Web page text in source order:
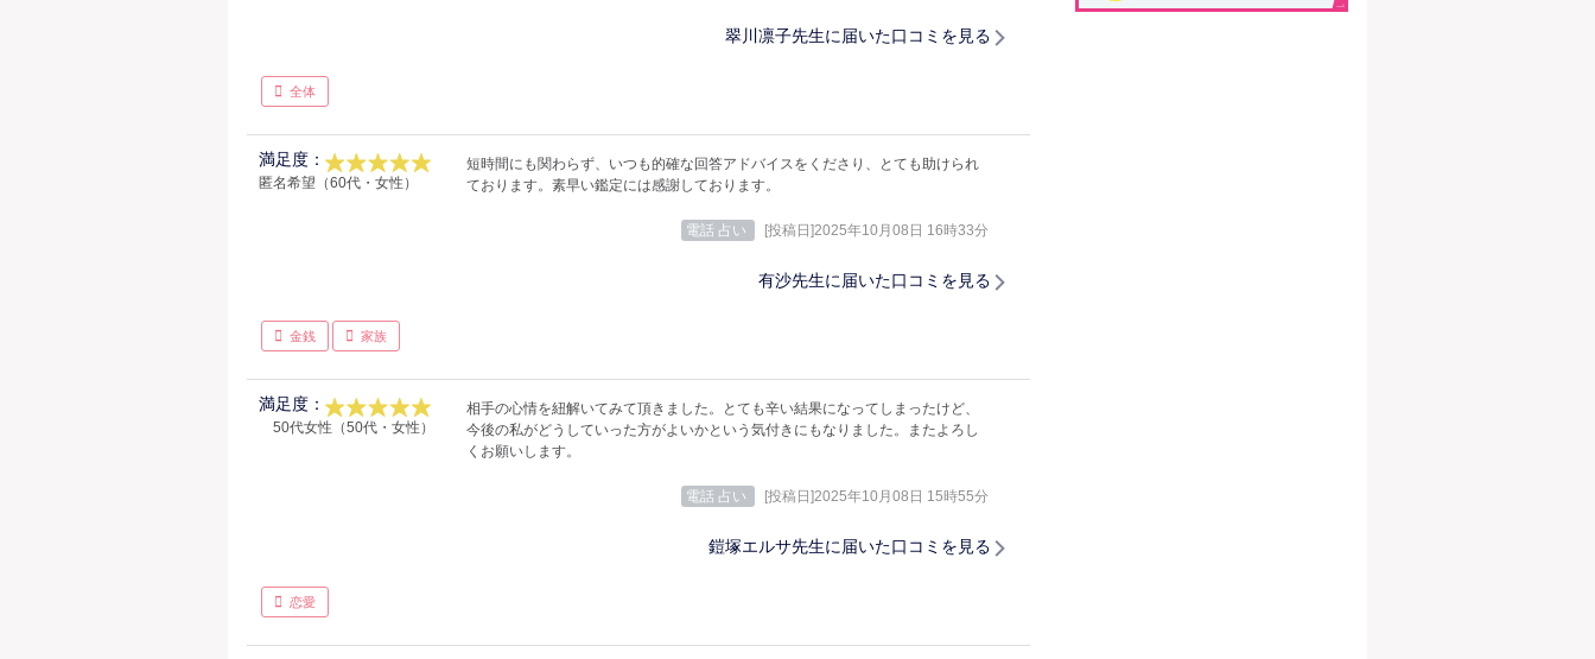
翠川凛子先生に届いた口コミを見る
全体
満足度：
匿名希望（60代・女性）
短時間にも関わらず、いつも的確な回答アドバイスをくださり、とても助けられ
ております。素早い鑑定には感謝しております。
電話 占い [投稿日]2025年10月08日 16時33分
有沙先生に届いた口コミを見る
金銭 家族
満足度：
50代女性（50代・女性）
相手の心情を紐解いてみて頂きました。とても辛い結果になってしまったけど、
今後の私がどうしていった方がよいかという気付きにもなりました。またよろし
くお願いします。
電話 占い [投稿日]2025年10月08日 15時55分
鎧塚エルサ先生に届いた口コミを見る
恋愛